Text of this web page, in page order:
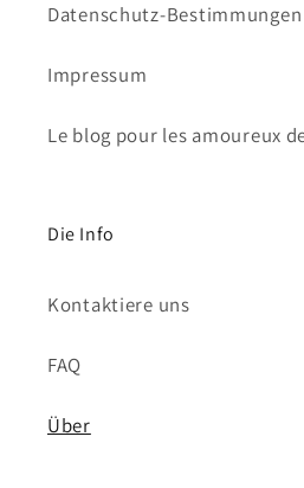
Datenschutz-Bestimmungen
Impressum
Le blog pour les amoureux
Die Info
Kontaktiere uns
FAQ
Über